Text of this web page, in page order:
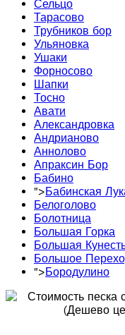
Сельцо
Тарасово
Трубников бор
Ульяновка
Ушаки
Форносово
Шапки
Тосно
Авати
Александровка
Андрианово
Аннолово
Апраксин Бор
Бабино
">Бабинская
Белоголово
Болотница
Большая Горка
Большая
Большое
">Бородулино